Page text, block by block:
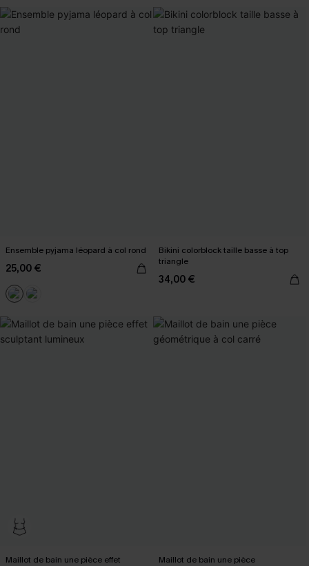
Ensemble pyjama léopard à col rond
25,00 €
Bikini colorblock taille basse à top
triangle
34,00 €
Maillot de bain une pièce effet
Maillot de bain une pièce